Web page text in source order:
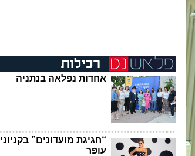
אחדות נפלאה בנתניה
“חגיגת מועדונים” בקניוני
עופר